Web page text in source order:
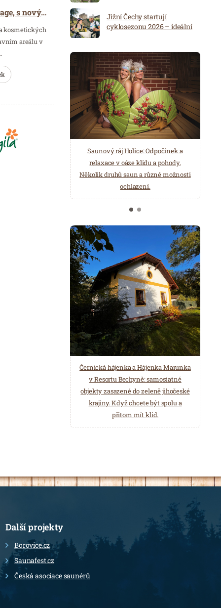
Jaro uvítejte s novou image, s novými nápady a zážitky!
kosmetických
areálu v
Jižní Čechy startují
cyklosezonu 2026 – ideální
Saunový ráj Holice: Odpočinek a
relaxace v oáze klidu a pohody.
Několik druhů saun a různé možnosti
ochlazení.
Spa Hotel Děvín: Odpočiňte si od
starostí všedních dnů a přijeďte
načerpat novou energii do
Mariánských Lázní.
Černická hájenka a Hájenka Marunka
v Resortu Bechyně: samostatné
objekty zasazené do zeleně jihočeské
krajiny. Když chcete být spolu a
přitom mít klid.
Další projekty
Borovice.cz
Saunafest.cz
Česká asociace saunérů